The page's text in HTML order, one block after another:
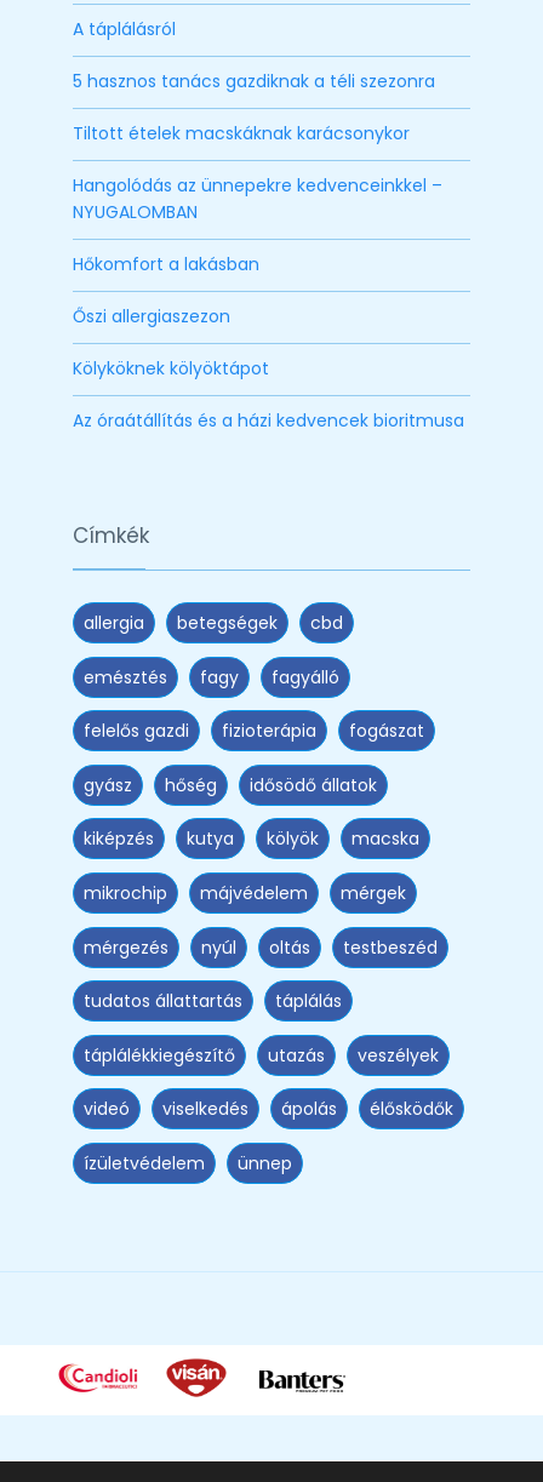
A táplálásról
5 hasznos tanács gazdiknak a téli szezonra
Tiltott ételek macskáknak karácsonykor
Hangolódás az ünnepekre kedvenceinkkel –
NYUGALOMBAN
Hőkomfort a lakásban
Őszi allergiaszezon
Kölyköknek kölyöktápot
Az óraátállítás és a házi kedvencek bioritmusa
Címkék
allergia betegségek cbd
emésztés fagy fagyálló
felelős gazdi fizioterápia fogászat
gyász hőség idősödő állatok
kiképzés kutya kölyök macska
mikrochip májvédelem mérgek
mérgezés nyúl oltás testbeszéd
tudatos állattartás táplálás
táplálékkiegészítő utazás veszélyek
videó viselkedés ápolás élősködők
ízületvédelem ünnep